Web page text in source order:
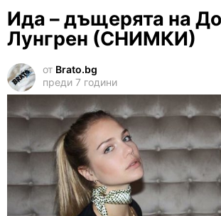
Ида – дъщерята на
Лунгрен (СНИМКИ)
от Brato.bg
преди 7 години